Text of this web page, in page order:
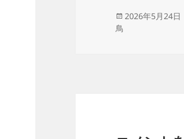
投
2026年5月24日
鳥